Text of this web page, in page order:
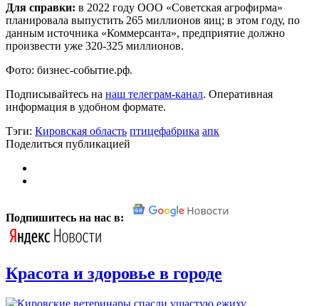
Для справки: в 2022 году ООО «Советская агрофирма»
планировала выпустить 265 миллионов яиц; в этом году, по
данным источника «Коммерсанта», предприятие должно
произвести уже 320-325 миллионов.
Фото: бизнес-событие.рф.
Подписывайтесь на наш телеграм-канал. Оперативная
информация в удобном формате.
Тэги: Кировская область птицефабрика апк
Поделиться публикацией
Подпишитесь на нас в:
Красота и здоровье в городе